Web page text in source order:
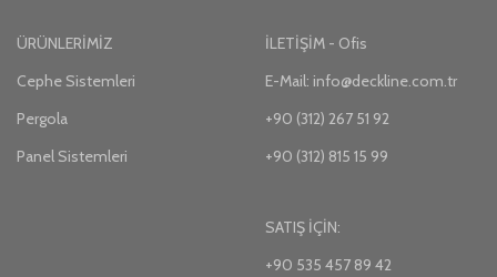
ÜRÜNLERİMİZ
Cephe Sistemleri
Pergola
Panel Sistemleri
İLETİŞİM - Ofis
E-Mail: info@deckline.com.tr
+90 (312) 267 51 92
+90 (312) 815 15 99
SATIŞ İÇİN:
+90 535 457 89 42